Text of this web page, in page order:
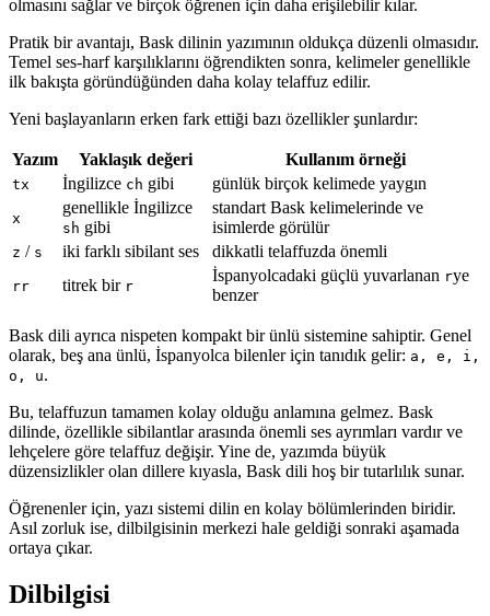
olmasını sağlar ve birçok öğrenen için daha erişilebilir kılar.
Pratik bir avantajı, Bask dilinin yazımının oldukça düzenli olmasıdır.
Temel ses-harf karşılıklarını öğrendikten sonra, kelimeler genellikle
ilk bakışta göründüğünden daha kolay telaffuz edilir.
Yeni başlayanların erken fark ettiği bazı özellikler şunlardır:
Yazım Yaklaşık değeri Kullanım örneği
tx İngilizce ch gibi günlük birçok kelimede yaygın
x
genellikle İngilizce
sh gibi
standart Bask kelimelerinde ve
isimlerde görülür
z / s iki farklı sibilant ses dikkatli telaffuzda önemli
rr titrek bir r
İspanyolcadaki güçlü yuvarlanan rye
benzer
Bask dili ayrıca nispeten kompakt bir ünlü sistemine sahiptir. Genel
olarak, beş ana ünlü, İspanyolca bilenler için tanıdık gelir: a, e, i,
o, u.
Bu, telaffuzun tamamen kolay olduğu anlamına gelmez. Bask
dilinde, özellikle sibilantlar arasında önemli ses ayrımları vardır ve
lehçelere göre telaffuz değişir. Yine de, yazımda büyük
düzensizlikler olan dillere kıyasla, Bask dili hoş bir tutarlılık sunar.
Öğrenenler için, yazı sistemi dilin en kolay bölümlerinden biridir.
Asıl zorluk ise, dilbilgisinin merkezi hale geldiği sonraki aşamada
ortaya çıkar.
Dilbilgisi